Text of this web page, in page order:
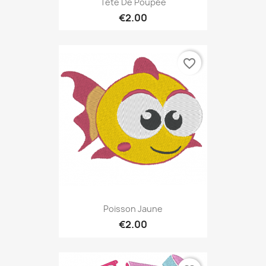
€2.00
Poisson Jaune
€2.00
favorite_border